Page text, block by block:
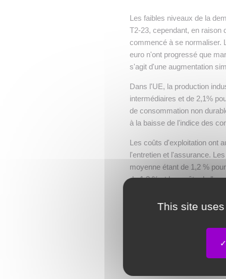
Les faibles niveaux de la
T2-23, cependant, en raison
commencé à se normaliser.
euro n'ont progressé que
s'agit d'une augmentation
Dans l'UE, la production
intermédiaires et de 2,1%
de consommation non
à la baisse de l'indice des
Les coûts d'exploitation ont
l'entretien et l'assurance.
moyenne étant de 1,2 %
de 1,2 % et les coûts de
1,8 % et les pièces
l'effet de la baisse des prix
le 10 juin, contre 1,20 €/l le
This site